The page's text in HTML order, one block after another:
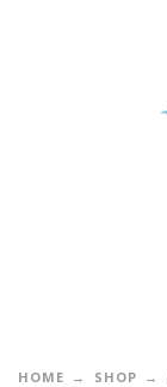
HOME SHOP